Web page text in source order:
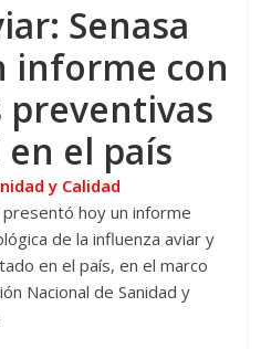
Senasa
informe con
preventivas
el país
y Calidad
presentó hoy un informe
de la influenza aviar y
en el país, en el marco
Nacional de Sanidad y